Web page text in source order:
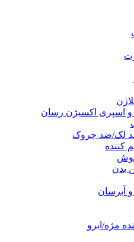
اسپری اکسیژن رسان
لک/ضد چروک
کننده
بدن
آبرسان
مژه/ابرو